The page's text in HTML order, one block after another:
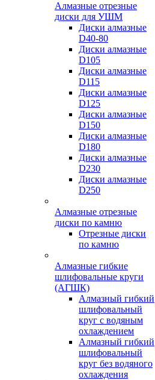
Алмазные отрезные
диски для УШМ
Диски алмазные
D40-80
Диски алмазные
D105
Диски алмазные
D115
Диски алмазные
D125
Диски алмазные
D150
Диски алмазные
D180
Диски алмазные
D230
Диски алмазные
D250
Алмазные отрезные
диски по камню
Отрезные диски
по камню
Алмазные гибкие
шлифовальные круги
(АГШК)
Алмазный гибкий
шлифовальный
круг с водяным
охлаждением
Алмазный гибкий
шлифовальный
круг без водяного
охлаждения